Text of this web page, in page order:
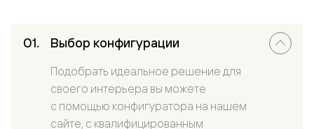
Выбор конфигурации
Подобрать идеальное решение для
своего интерьера вы можете
с помощью конфигуратора на нашем
сайте, с квалифицированным